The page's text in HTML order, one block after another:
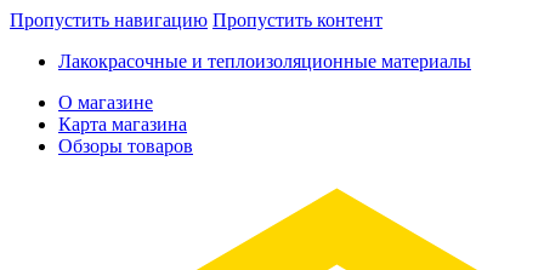
Пропустить навигацию Пропустить контент
Лакокрасочные и теплоизоляционные материалы
О магазине
Карта магазина
Обзоры товаров